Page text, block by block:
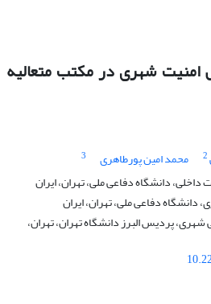
شهری در مکتب متعالیه
2 محمد امین پورطاهری
3
دانشگاه دفاعی ملی، تهران، ایران
دانشگاه دفاعی ملی، تهران، ایران
پردیس البرز دانشگاه تهران، تهران،